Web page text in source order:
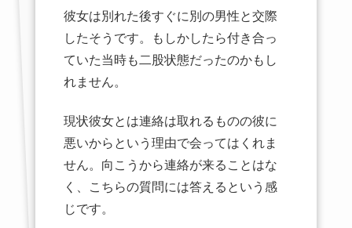
彼女は別れた後すぐに別の男性と交際
したそうです。もしかしたら付き合っ
ていた当時も二股状態だったのかもし
れません。
現状彼女とは連絡は取れるものの彼に
悪いからという理由で会ってはくれま
せん。向こうから連絡が来ることはな
く、こちらの質問には答えるという感
じです。